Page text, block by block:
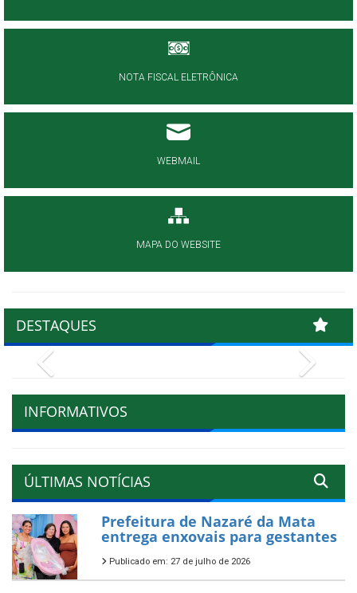
NOTA FISCAL ELETRÔNICA
WEBMAIL
MAPA DO WEBSITE
DESTAQUES
INFORMATIVOS
ÚLTIMAS NOTÍCIAS
Prefeitura de Nazaré da Mata
entrega enxovais para gestantes
Publicado em: 27 de julho de 2026